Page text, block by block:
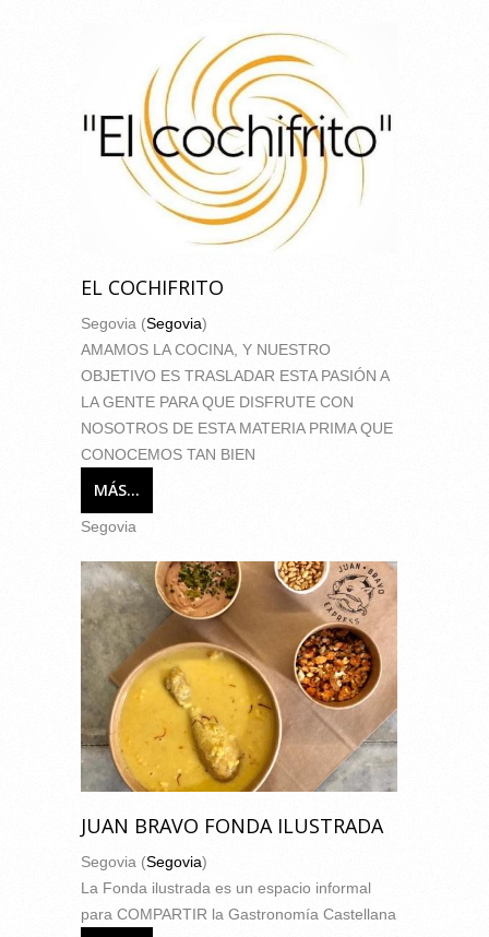
EL COCHIFRITO
Segovia (Segovia)
AMAMOS LA COCINA, Y NUESTRO
OBJETIVO ES TRASLADAR ESTA PASIÓN A
LA GENTE PARA QUE DISFRUTE CON
NOSOTROS DE ESTA MATERIA PRIMA QUE
CONOCEMOS TAN BIEN
MÁS...
Segovia
JUAN BRAVO FONDA ILUSTRADA
Segovia (Segovia)
La Fonda ilustrada es un espacio informal
para COMPARTIR la Gastronomía Castellana